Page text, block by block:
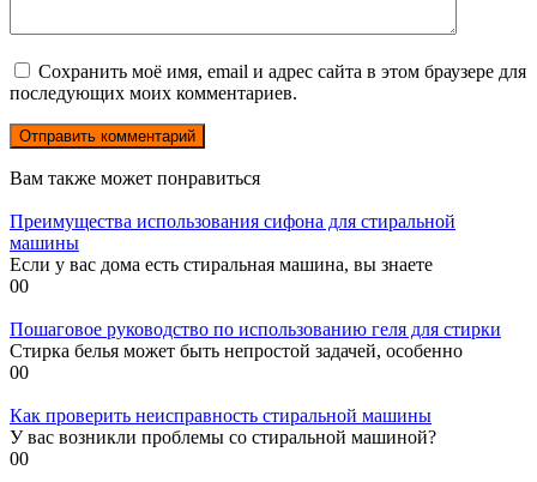
Сохранить моё имя, email и адрес сайта в этом браузере для
последующих моих комментариев.
Вам также может понравиться
Преимущества использования сифона для стиральной
машины
Если у вас дома есть стиральная машина, вы знаете
00
Пошаговое руководство по использованию геля для стирки
Стирка белья может быть непростой задачей, особенно
00
Как проверить неисправность стиральной машины
У вас возникли проблемы со стиральной машиной?
00